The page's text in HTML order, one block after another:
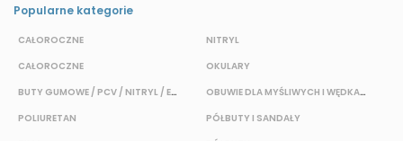
Popularne kategorie
CAŁOROCZNE
CAŁOROCZNE
BUTY GUMOWE / PCV / NITRYL / EVA
POLIURETAN
NITRYL
OKULARY
OBUWIE DLA MYŚLIWYCH I WĘDKARZY
PÓŁBUTY I SANDAŁY